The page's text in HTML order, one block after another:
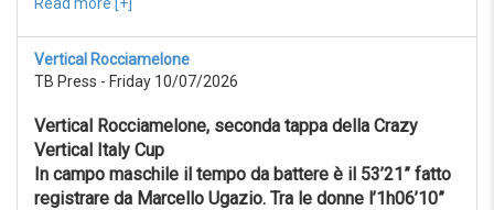
Reset
Reset
Vertical Rocciamelone
TB Press - Friday 10/07/2026
Vertical Rocciamelone, seconda tappa della Crazy
Vertical Italy Cup
In campo maschile il tempo da battere è il 53’21” fatto
registrare da Marcello Ugazio. Tra le donne l’1h06’10”